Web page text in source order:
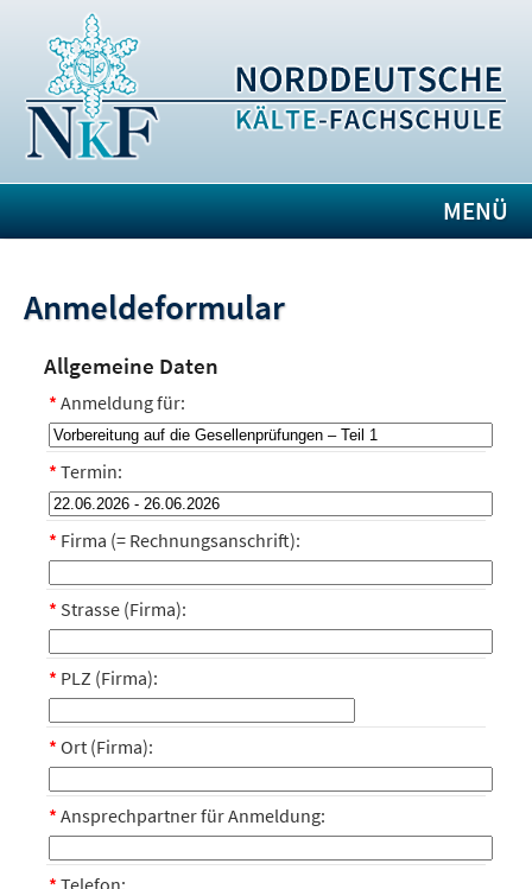
MENÜ
Anmeldeformular
Allgemeine Daten
* Anmeldung für:
* Termin:
* Firma (= Rechnungsanschrift):
* Strasse (Firma):
* PLZ (Firma):
* Ort (Firma):
* Ansprechpartner für Anmeldung:
* Telefon: